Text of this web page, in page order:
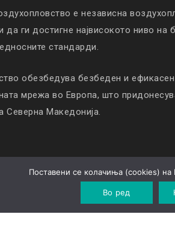
е независна
да ги достигне највисокото ниво на
стандарди.
обезбедува безбеден и ефикасен
мрежа во Европа, што
Северна Македонија.
Reserved |Колачиња|Политика за
Поставени се колачиња (cookies)
Во ред